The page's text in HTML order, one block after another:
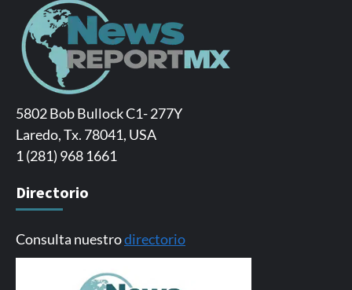
5802 Bob Bullock C1- 277Y
Laredo, Tx. 78041, USA
1 (281) 968 1661
Directorio
Consulta nuestrodirectorio